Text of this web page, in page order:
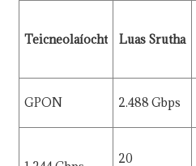
Teicneolaíocht Luas Srutha
GPON 2.488 Gbps
20